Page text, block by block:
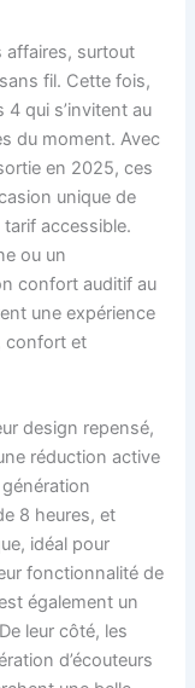
affaires, surtout
fil. Cette fois,
qui s’invitent au
du moment. Avec
en 2025, ces
unique de
accessible.
ou un
confort auditif au
une expérience
confort et
design repensé,
réduction active
8 heures, et
idéal pour
fonctionnalité de
également un
leur côté, les
d’écouteurs